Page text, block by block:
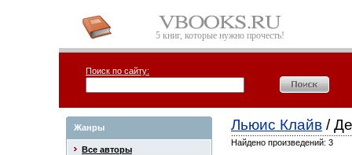
5 книг, которые нужно прочесть!
Поиск по сайту:
Жанры
Все авторы
Льюис Клайв /
Найдено произведений: 3